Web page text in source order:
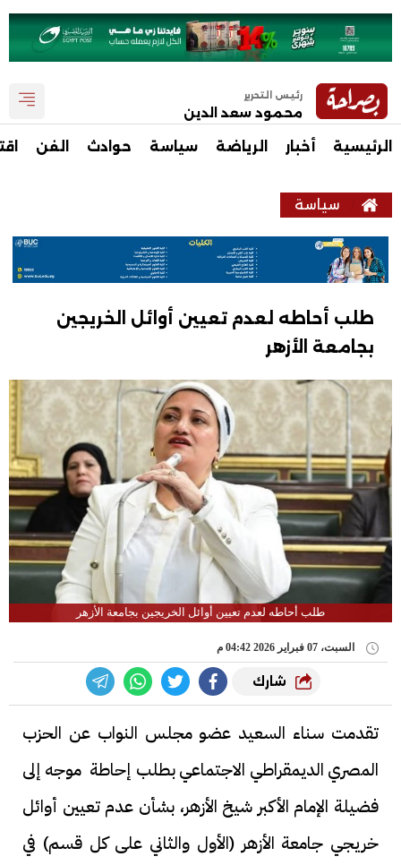
رئيس التحرير
محمود سعد الدين
الرئيسية أخبار الرياضة سياسة حوادث الفن
سياسة
طلب أحاطه لعدم تعيين أوائل الخريجين
بجامعة الأزهر
طلب أحاطه لعدم تعيين أوائل الخريجين بجامعة الأزهر
السبت، 07 فبراير 2026 04:42 م
شارك
تقدمت سناء السعيد عضو مجلس النواب عن الحزب
المصري الديمقراطي الاجتماعي بطلب إحاطة موجه إلى
فضيلة الإمام الأكبر شيخ الأزهر، بشأن عدم تعيين أوائل
خريجي جامعة الأزهر (الأول والثاني على كل قسم) في